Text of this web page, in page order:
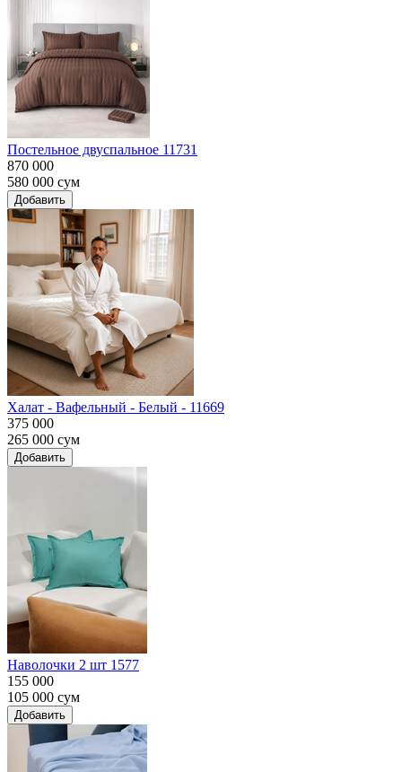
Постельное двуспальное 11731
870 000
580 000 сум
Добавить
Халат - Вафельный - Белый - 11669
375 000
265 000 сум
Добавить
Наволочки 2 шт 1577
155 000
105 000 сум
Добавить